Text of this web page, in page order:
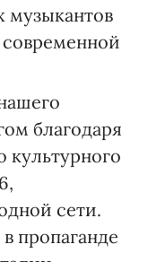
музыкантов
благодаря
культурного
сети.
пропаганде